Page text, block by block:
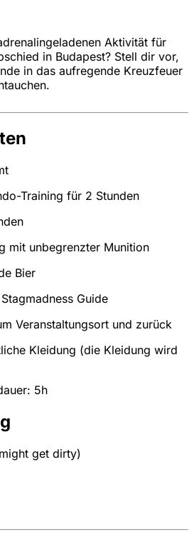
Aktivität für
in Budapest? Stell dir vor,
in das aufregende Kreuzfeuer
Training für 2 Stunden
mit unbegrenzter Munition
Bier
Guide
Veranstaltungsort und zurück
Kleidung (die Kleidung wird
5h
get dirty)